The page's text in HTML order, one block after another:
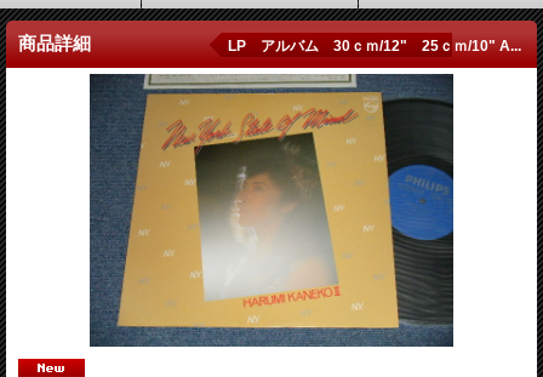
商品詳細 LP アルバム 30ｃｍ/12" 25ｃｍ/10" A...